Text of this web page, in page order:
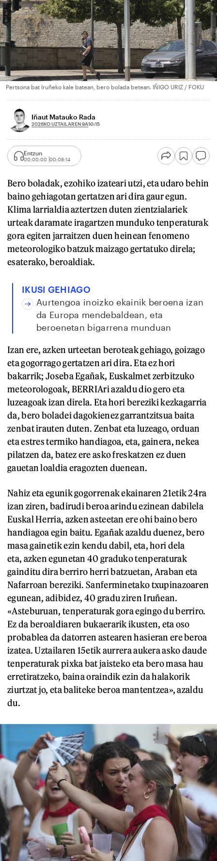
Pertsona bat Iruñeko kale batean, bero bolada betean. IÑIGO URIZ / FOKU
Iñaut Matauko Rada
2026KO UZTAILAREN 9A10:15
Entzun
00:00:00 00:08:14
Bero boladak, ezohiko izateari utzi, eta udaro behin
baino gehiagotan gertatzen ari dira gaur egun.
Klima larrialdia aztertzen duten zientzialariek
urteak daramate iragartzen munduko tenperaturak
gora egiten jarraitzen duen heinean fenomeno
meteorologiko batzuk maizago gertatuko direla;
esaterako, beroaldiak.
IKUSI GEHIAGO
Aurtengoa inoizko ekainik beroena izan
da Europa mendebaldean, eta
beroenetan bigarrena munduan
Izan ere, azken urteetan beroteak gehiago, goizago
eta gogorrago gertatzen ari dira. Eta ez hori
bakarrik; Joseba Egañak, Euskalmet zerbitzuko
meteorologoak, BERRIAri azaldu dio gero eta
luzeagoak izan direla. Eta hori bereziki kezkagarria
da, bero boladei dagokienez garrantzitsua baita
zenbat irauten duten. Zenbat eta luzeago, orduan
eta estres termiko handiagoa, eta, gainera, nekea
pilatzen da, batez ere asko freskatzen ez duen
gauetan loaldia eragozten duenean.
Nahiz eta egunik gogorrenak ekainaren 21etik 24ra
izan ziren, badirudi beroa arindu ezinean dabilela
Euskal Herria, azken asteetan ere ohi baino bero
handiagoa egin baitu. Egañak azaldu duenez, bero
masa gainetik ezin kendu dabil, eta, hori dela
eta, azken egunetan 40 graduko tenperaturak
gainditu dira berriro herri batzuetan, Araban eta
Nafarroan bereziki. Sanferminetako txupinazoaren
egunean, adibidez, 40 gradu ziren Iruñean.
«Asteburuan, tenperaturak gora egingo du berriro.
Ez da beroaldiaren bukaerarik ikusten, eta oso
probablea da datorren astearen hasieran ere beroa
izatea. Uztailaren 15etik aurrera aukera asko daude
tenperaturak pixka bat jaisteko eta bero masa hau
erretiratzeko, baina oraindik ezin da halakorik
ziurtzat jo, eta baliteke beroa mantentzea», azaldu
du.